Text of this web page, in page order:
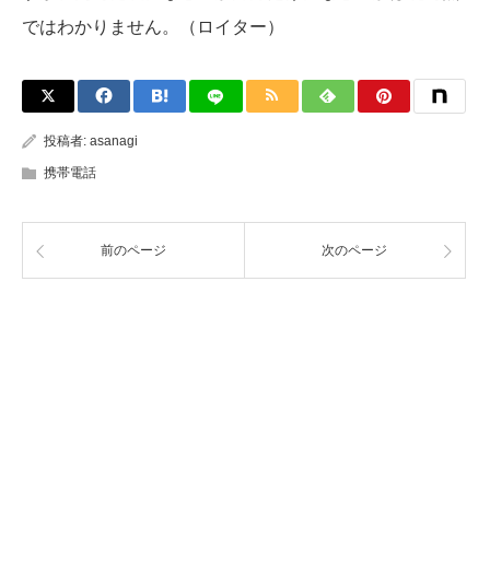
ではわかりません。（ロイター）
投稿者: asanagi
携帯電話
前のページ 次のページ